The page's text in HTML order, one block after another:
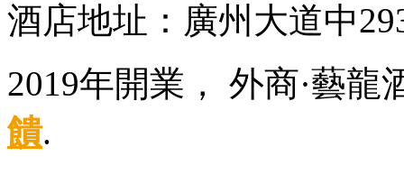
酒店地址：廣州大道中
2019年開業， 外商·藝
饋.